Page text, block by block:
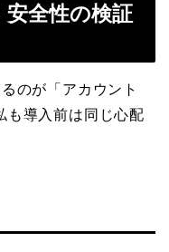
全性の検証
のが「アカウント
も導入前は同じ心配